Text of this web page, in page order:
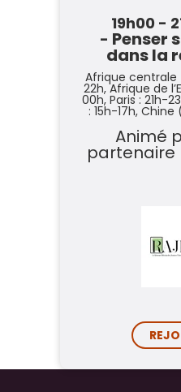
19h00 -
- Penser
dans la
Afrique
22h,Afrique de
00h, Paris : 21h-
: 15h-17h, Chine
Animé
partenaire